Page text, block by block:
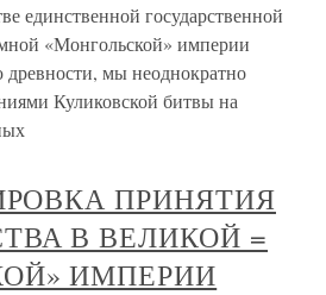
единственной государственной
«Монгольской» империи
мы неоднократно
Куликовской битвы на
ПРИНЯТИЯ
В ВЕЛИКОЙ =
ИМПЕРИИ